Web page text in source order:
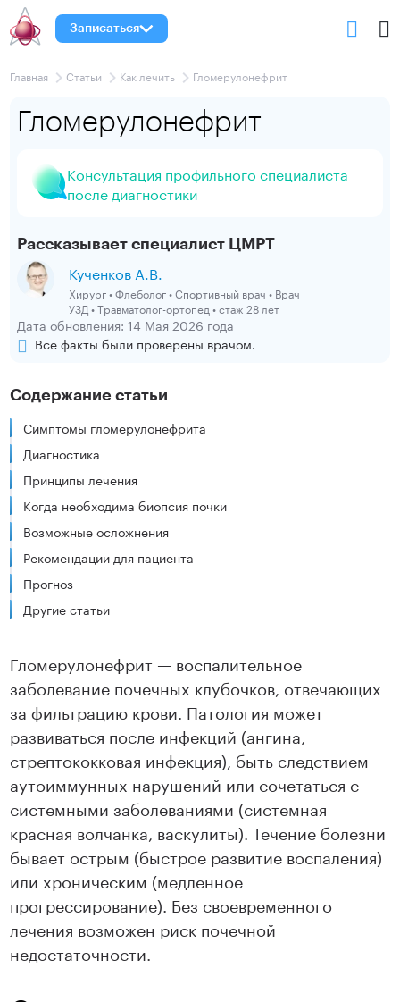
Записаться
Главная Статьи Как лечить Гломерулонефрит
Гломерулонефрит
Консультация профильного специалиста
после диагностики
Рассказывает специалист ЦМРТ
Кученков А.В.
Хирург • Флеболог • Спортивный врач • Врач
УЗД • Травматолог-ортопед • стаж 28 лет
Дата обновления: 14 Мая 2026 года
Все факты были проверены врачом.
Содержание статьи
Симптомы гломерулонефрита
Диагностика
Принципы лечения
Когда необходима биопсия почки
Возможные осложнения
Рекомендации для пациента
Прогноз
Другие статьи
Гломерулонефрит — воспалительное
заболевание почечных клубочков, отвечающих
за фильтрацию крови. Патология может
развиваться после инфекций (ангина,
стрептококковая инфекция), быть следствием
аутоиммунных нарушений или сочетаться с
системными заболеваниями (системная
красная волчанка, васкулиты). Течение болезни
бывает острым (быстрое развитие воспаления)
или хроническим (медленное
прогрессирование). Без своевременного
лечения возможен риск почечной
недостаточности.